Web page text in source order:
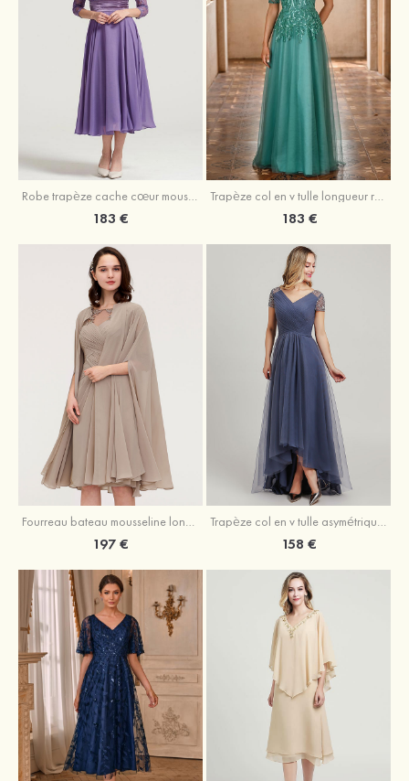
Robe trapèze cache cœur mousseline longueur mollet robe de mère de la mariée avec plissé veste
183 €
Trapèze col en v tulle longueur ras du sol robe de mère de la mariée avec perles paillettes
183 €
Fourreau bateau mousseline longueur genou robe de mère de la mariée avec appliqué plissé veste
197 €
Trapèze col en v tulle asymétrique robe de mère de la mariée
158 €